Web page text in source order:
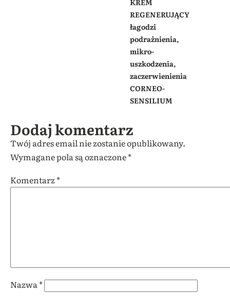
KREM
REGENERUJĄCY
łagodzi
podrażnienia,
mikro-
uszkodzenia,
zaczerwienienia
CORNEO-
SENSILIUM
Dodaj komentarz
Twój adres email nie zostanie opublikowany.
Wymagane pola są oznaczone*
Komentarz*
Nazwa *